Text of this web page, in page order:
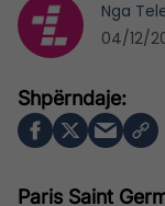
Paris Saint
Nga
04/12/